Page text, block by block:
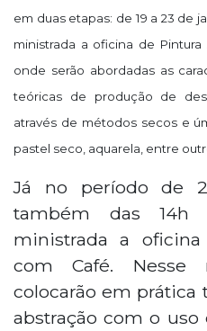
em duas etapas: de 19 a 23 de
ministrada a oficina de Pintura
onde serão abordadas as
teóricas de produção de
através de métodos secos e
pastel seco, aquarela, entre
Já no período de
também das 14h
ministrada a oficina
com Café. Nesse
colocarão em prática
abstração com o uso